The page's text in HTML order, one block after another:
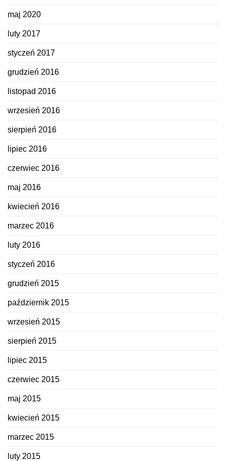
maj 2020
luty 2017
styczeń 2017
grudzień 2016
listopad 2016
wrzesień 2016
sierpień 2016
lipiec 2016
czerwiec 2016
maj 2016
kwiecień 2016
marzec 2016
luty 2016
styczeń 2016
grudzień 2015
październik 2015
wrzesień 2015
sierpień 2015
lipiec 2015
czerwiec 2015
maj 2015
kwiecień 2015
marzec 2015
luty 2015